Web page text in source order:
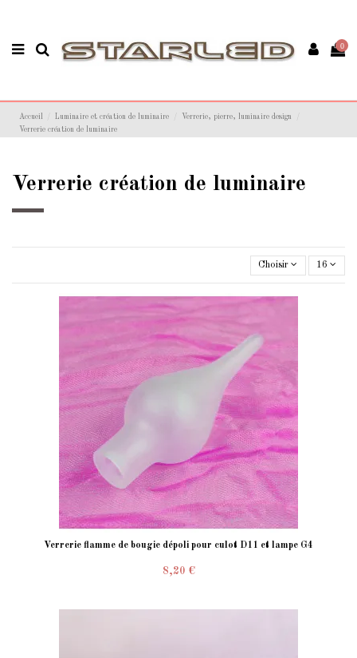
0
Accueil Luminaire et création de luminaire
Verrerie, pierre, luminaire design
Verrerie création de luminaire
Verrerie création de luminaire
Choisir 16
Verrerie flamme de bougie dépoli pour culot D11 et lampe G4
8,20 €